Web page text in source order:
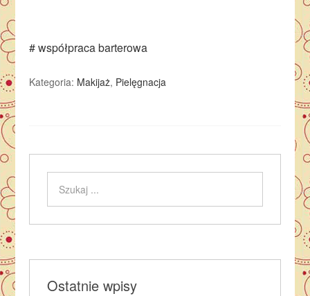
# współpraca barterowa
Kategoria: Makijaż, Pielęgnacja
Ostatnie wpisy